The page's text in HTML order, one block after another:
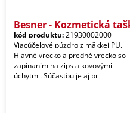
Besner - Kozmetická
kód produktu:21930002000
Viacúčelové púzdro z mäkkej PU.
Hlavné vrecko a predné vrecko so
zapínaním na zips a kovovými
úchytmi. Súčasťou je aj pr